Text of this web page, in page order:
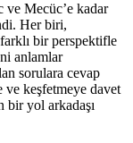
ve Mecüc’e kadar
Her biri,
farklı bir perspektifle
anlamlar
sorulara cevap
ve keşfetmeye davet
bir yol arkadaşı